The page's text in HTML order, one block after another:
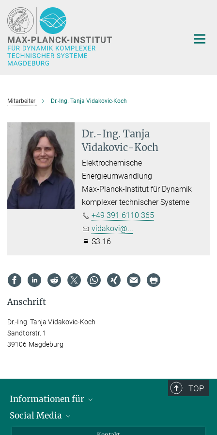
Hauptinhalt
Mitarbeiter Dr.-Ing. Tanja Vidakovic-Koch
Dr.-Ing. Tanja
Vidakovic-Koch
Elektrochemische
Energieumwandlung
Max-Planck-Institut für Dynamik
komplexer technischer Systeme
+49 391 6110 365
vidakovi@...
S3.16
Anschrift
Dr.-Ing. Tanja Vidakovic-Koch
Sandtorstr. 1
39106 Magdeburg
TOP
Informationen für
Wissenschaftlerinnen und Wissenschaftler
Bewerberinnen und Bewerber
Social Media